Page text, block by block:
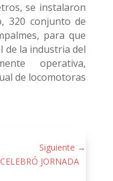
se instalaron
320 conjunto de
para que
de la industria del
operativa,
de locomotoras
Siguiente →